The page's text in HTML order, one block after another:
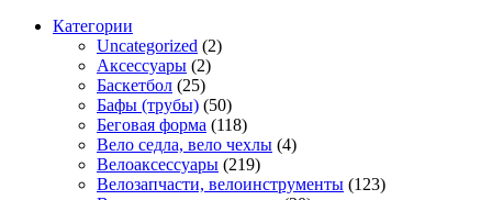
Категории
Uncategorized (2)
Аксессуары (2)
Баскетбол (25)
Бафы (трубы) (50)
Беговая форма (118)
Вело седла, вело чехлы (4)
Велоаксессуары (219)
Велозапчасти, велоинструменты (123)